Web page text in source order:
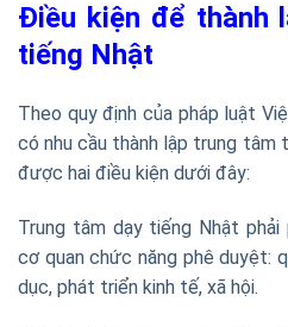
Điều kiện để thành
tiếng Nhật
Theo quy định của pháp luật
có nhu cầu thành lập trung tâm
được hai điều kiện dưới đây:
Trung tâm dạy tiếng Nhật
cơ quan chức năng phê duyệt:
dục, phát triển kinh tế, xã hội.